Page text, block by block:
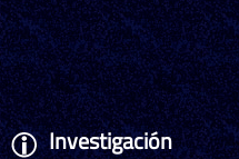
Investigación